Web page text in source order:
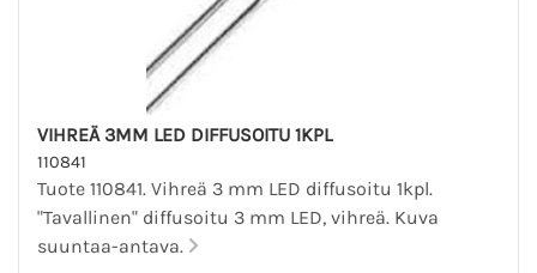
VIHREÄ 3MM LED DIFFUSOITU 1KPL
110841
Tuote 110841. Vihreä 3 mm LED diffusoitu 1kpl.
"Tavallinen" diffusoitu 3 mm LED, vihreä. Kuva
suuntaa-antava.